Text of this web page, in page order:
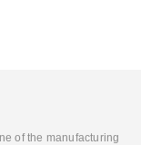
of the manufacturing